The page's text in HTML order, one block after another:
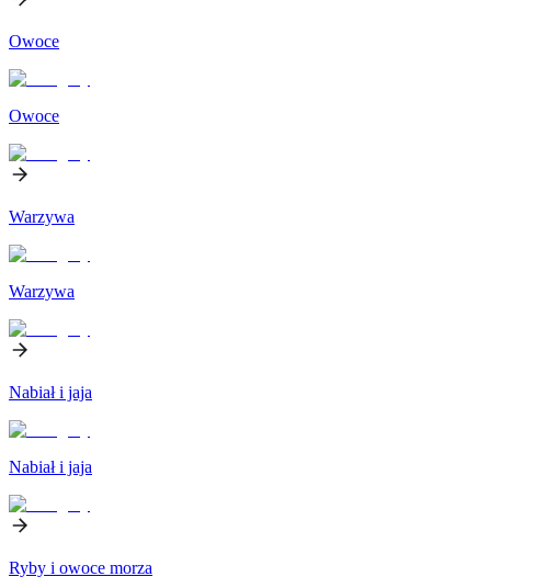
Owoce
Owoce
Warzywa
Warzywa
Nabiał i jaja
Nabiał i jaja
Ryby i owoce morza